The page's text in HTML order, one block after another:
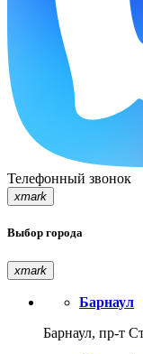
Телефонный звонок
xmark
Выбор города
xmark
Барнаул
Барнаул, пр-т